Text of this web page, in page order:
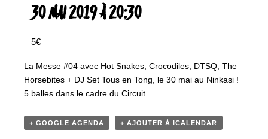
30 MAI 2019 À 20:30
5€
La Messe #04 avec Hot Snakes, Crocodiles, DTSQ, The
Horsebites + DJ Set Tous en Tong, le 30 mai au Ninkasi !
5 balles dans le cadre du Circuit.
+ GOOGLE AGENDA + AJOUTER À ICALENDAR